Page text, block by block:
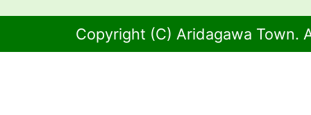
Copyright (C) Aridagawa Town.